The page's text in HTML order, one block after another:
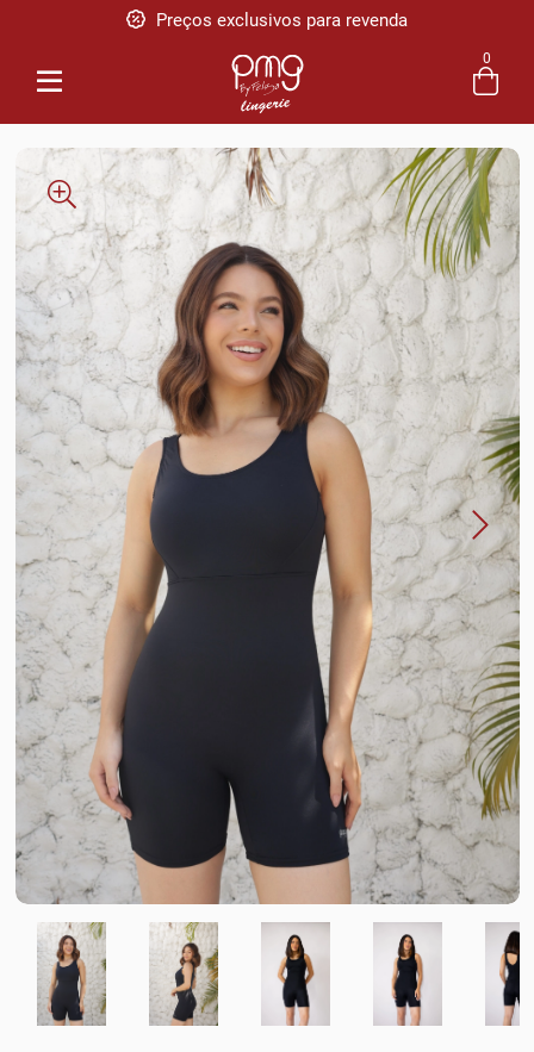
Entre com email ou cpf/cnpj
Pague em até 5x sem juros
0